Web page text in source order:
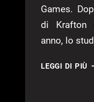
Games.
di Krafton
anno, lo
LEGGI DI PIÙ